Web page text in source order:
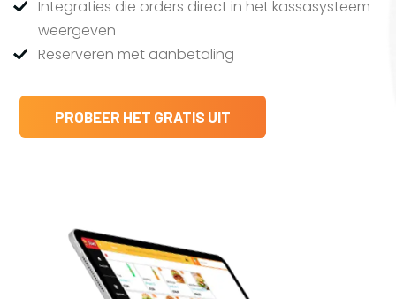
Integraties die orders direct in het kassasysteem
weergeven
Reserveren met aanbetaling
PROBEER HET GRATIS UIT